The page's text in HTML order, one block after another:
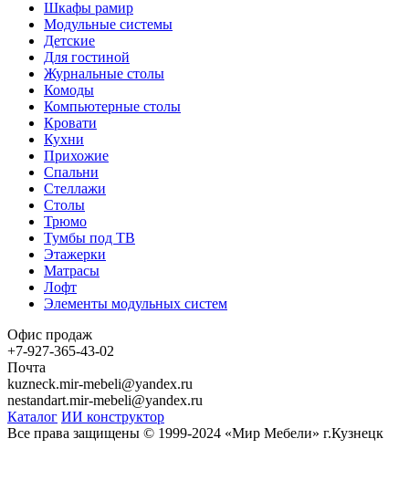
Шкафы рамир
Модульные системы
Детские
Для гостиной
Журнальные столы
Комоды
Компьютерные столы
Кровати
Кухни
Прихожие
Спальни
Стеллажи
Столы
Трюмо
Тумбы под ТВ
Этажерки
Матрасы
Лофт
Элементы модульных систем
Офис продаж
+7-927-365-43-02
Почта
kuzneck.mir-mebeli@yandex.ru
nestandart.mir-mebeli@yandex.ru
Каталог ИИ конструктор
Все права защищены © 1999-2024 «Мир Мебели» г.Кузнецк